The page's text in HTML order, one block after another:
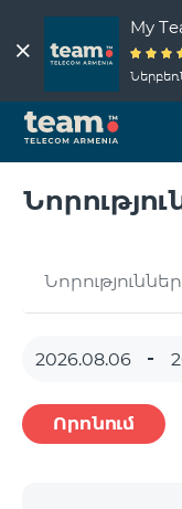
My
Նորություններ
Որոնում